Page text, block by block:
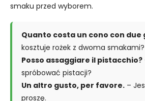
smaku przed wyborem.
Quanto costa un cono con due
kosztuje rożek z dwoma smakami?
Posso assaggiare il pistacchio?
spróbować pistacji?
Un altro gusto, per favore. –
proszę.